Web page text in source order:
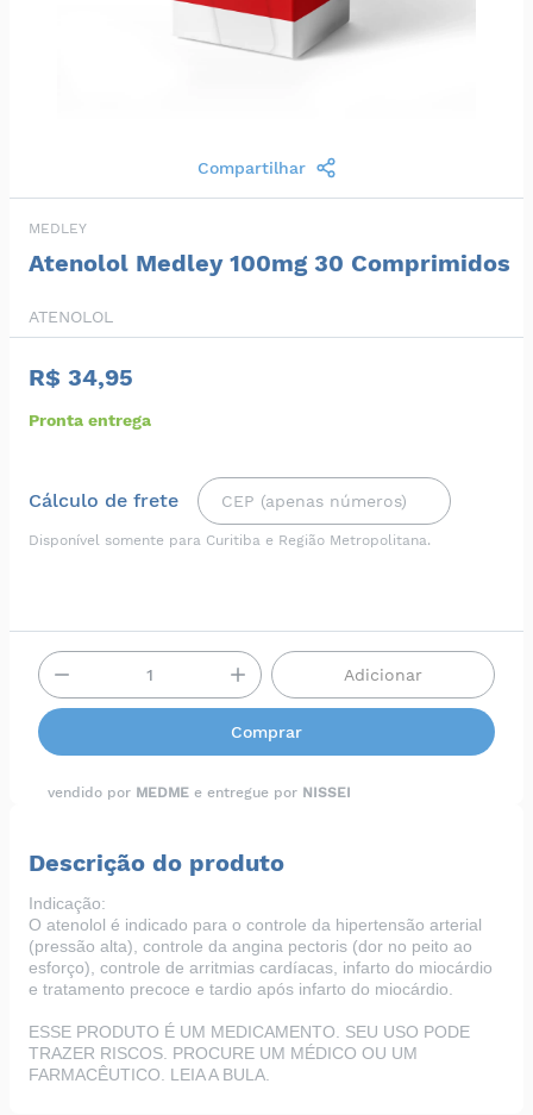
Compartilhar
MEDLEY
Atenolol Medley 100mg 30 Comprimidos
ATENOLOL
R$ 34,95
Pronta entrega
Cálculo de frete
Disponível somente para Curitiba e Região Metropolitana.
Adicionar
Comprar
vendido por MEDME e entregue por NISSEI
Descrição do produto
Indicação:
O atenolol é indicado para o controle da hipertensão arterial
(pressão alta), controle da angina pectoris (dor no peito ao
esforço), controle de arritmias cardíacas, infarto do miocárdio
e tratamento precoce e tardio após infarto do miocárdio.
ESSE PRODUTO É UM MEDICAMENTO. SEU USO PODE
TRAZER RISCOS. PROCURE UM MÉDICO OU UM
FARMACÊUTICO. LEIA A BULA.